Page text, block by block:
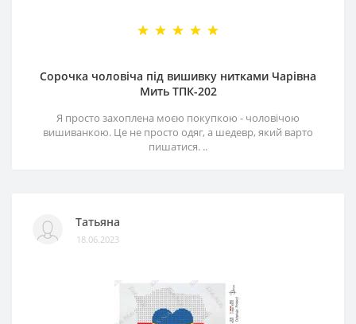
Сорочка чоловіча під вишивку нитками Чарівна
Мить ТПК-202
Я просто захоплена моєю покупкою - чоловічою
вишиванкою. Це не просто одяг, а шедевр, який варто
пишатися. ..
Татьяна
18.06.2023